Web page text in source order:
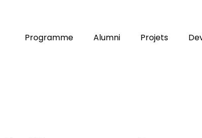
Programme Alumni Projets